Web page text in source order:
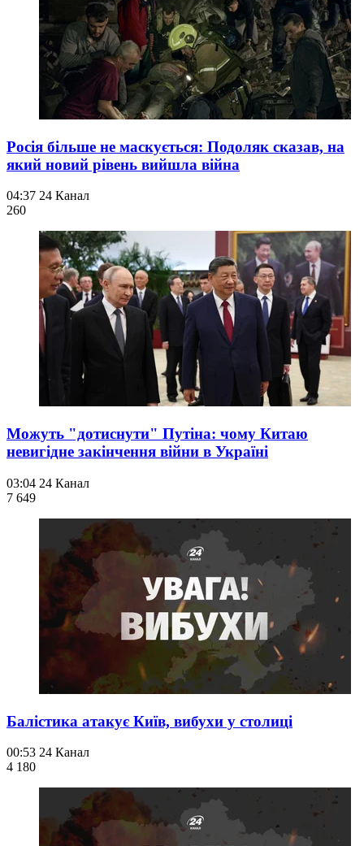
Росія більше не маскується: Подоляк сказав, на
який новий рівень вийшла війна
04:37 24 Канал
260
Можуть "дотиснути" Путіна: чому Китаю
невигідне закінчення війни в Україні
03:04 24 Канал
7 649
Балістика атакує Київ, вибухи у столиці
00:53 24 Канал
4 180